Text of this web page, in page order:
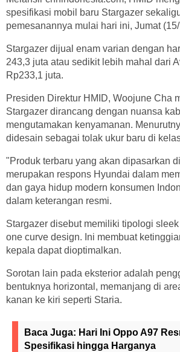
spesifikasi mobil baru Stargazer
pemesanannya mulai hari ini, Jumat
Stargazer dijual enam varian dengan
243,3 juta atau sedikit lebih mahal dari
Rp233,1 juta.
Presiden Direktur HMID, Woojune Cha
Stargazer dirancang dengan nuansa
mengutamakan kenyamanan.
didesain sebagai tolak ukur baru di
"Produk terbaru yang akan dipasarkan
merupakan respons Hyundai dalam
dan gaya hidup modern konsumen
dalam keterangan resmi.
Stargazer disebut memiliki tipologi
one curve design. Ini membuat
kepala dapat dioptimalkan.
Sorotan lain pada eksterior adalah
bentuknya horizontal, memanjang di
kanan ke kiri seperti Staria.
Baca Juga: Hari Ini Oppo A97
Spesifikasi hingga Harganya